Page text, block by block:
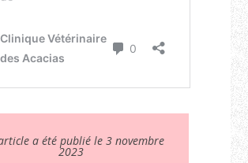
a été publié le 3 novembre
2023